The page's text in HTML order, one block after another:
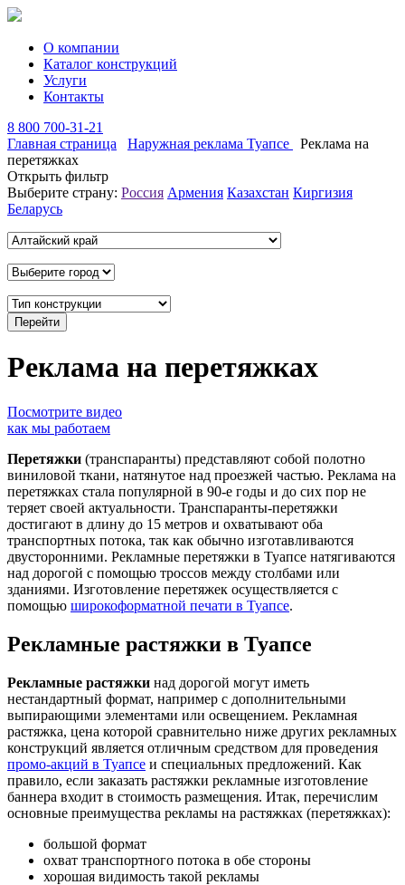
О компании
Каталог конструкций
Услуги
Контакты
8 800 700-31-21
Главная страница
Наружная реклама Туапсе
Реклама на
перетяжках
Открыть фильтр
Выберите страну: Россия Армения Казахстан Киргизия
Беларусь
Реклама на перетяжках
Посмотрите видео
как мы работаем
Перетяжки (транспаранты) представляют собой полотно
виниловой ткани, натянутое над проезжей частью. Реклама на
перетяжках стала популярной в 90-е годы и до сих пор не
теряет своей актуальности. Транспаранты-перетяжки
достигают в длину до 15 метров и охватывают оба
транспортных потока, так как обычно изготавливаются
двусторонними. Рекламные перетяжки в Туапсе натягиваются
над дорогой с помощью троссов между столбами или
зданиями. Изготовление перетяжек осуществляется с
помощью широкоформатной печати в Туапсе.
Рекламные растяжки в Туапсе
Рекламные растяжки над дорогой могут иметь
нестандартный формат, например с дополнительными
выпирающими элементами или освещением. Рекламная
растяжка, цена которой сравнительно ниже других рекламных
конструкций является отличным средством для проведения
промо-акций в Туапсе и специальных предложений. Как
правило, если заказать растяжки рекламные изготовление
баннера входит в стоимость размещения. Итак, перечислим
основные преимущества рекламы на растяжках (перетяжках):
большой формат
охват транспортного потока в обе стороны
хорошая видимость такой рекламы